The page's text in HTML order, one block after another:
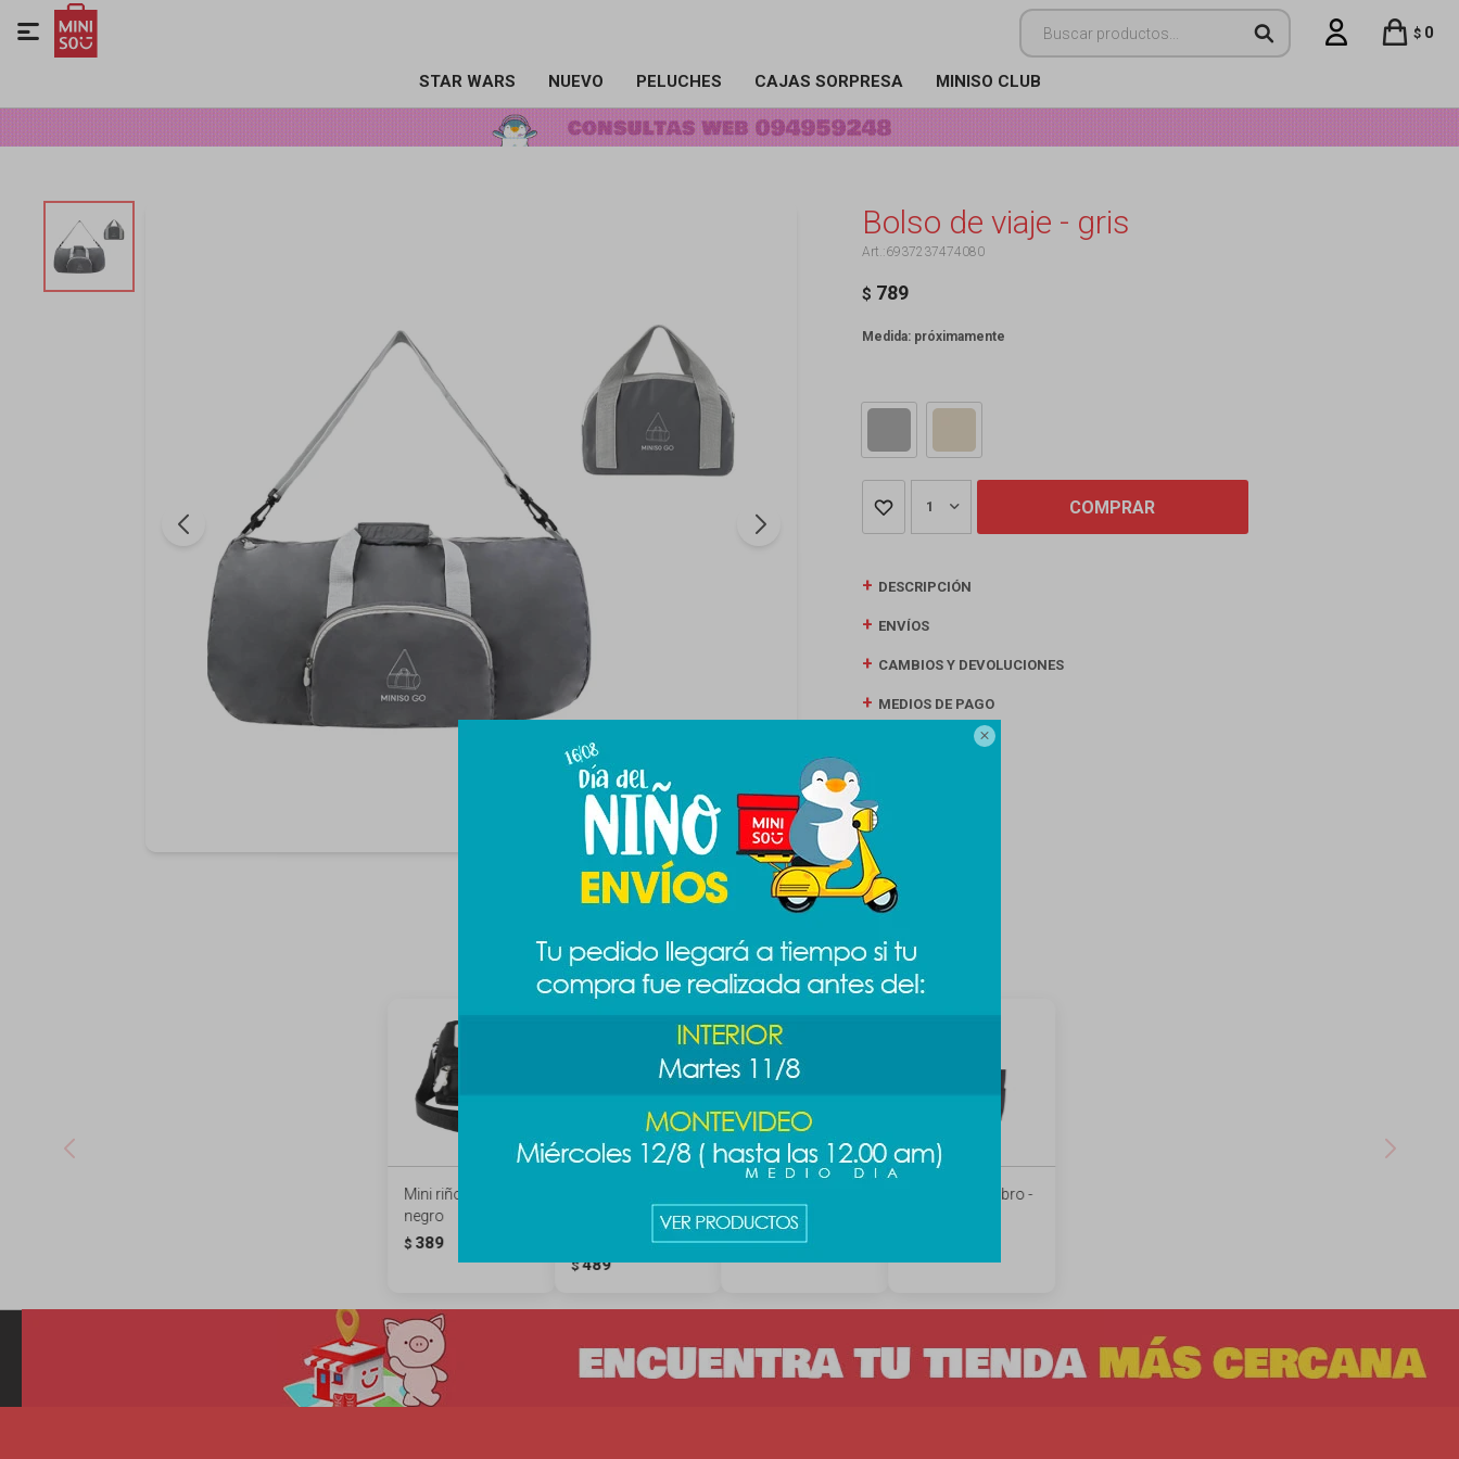

STAR WARS NUEVO PELUCHES CAJAS SORPRESA MINISO CLUB
$ 0

Bolso de viaje - gris
6937237474080
$ 789
Medida: próximamente
1 COMPRAR
DESCRIPCIÓN
ENVÍOS
CAMBIOS Y DEVOLUCIONES
MEDIOS DE PAGO
Productos que te pueden interesar
Mini riñonera -
negro
$ 389
cinnamoroll
$ 489
doble cierre - negro
$ 789 $989
Bolso de hombro -